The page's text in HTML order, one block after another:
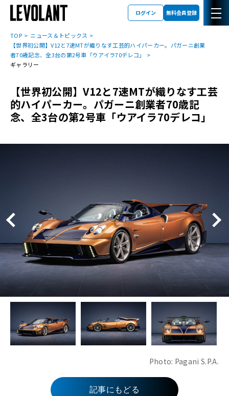
ログイン 無料会員登録
TOP
ニュース＆トピックス
【世界初公開】V12と7速MTが織りなす工芸的ハイパーカー。パガーニ創業
者70歳記念、全3台の第2号車「ウアイラ70デレコ」
ギャラリー
【世界初公開】V12と7速MTが織りなす工芸
的ハイパーカー。パガーニ創業者70歳記
念、全3台の第2号車「ウアイラ70デレコ」
Photo: Pagani S.P.A.
記事にもどる